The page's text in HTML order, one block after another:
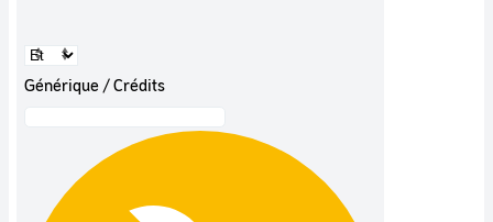
Générique / Crédits